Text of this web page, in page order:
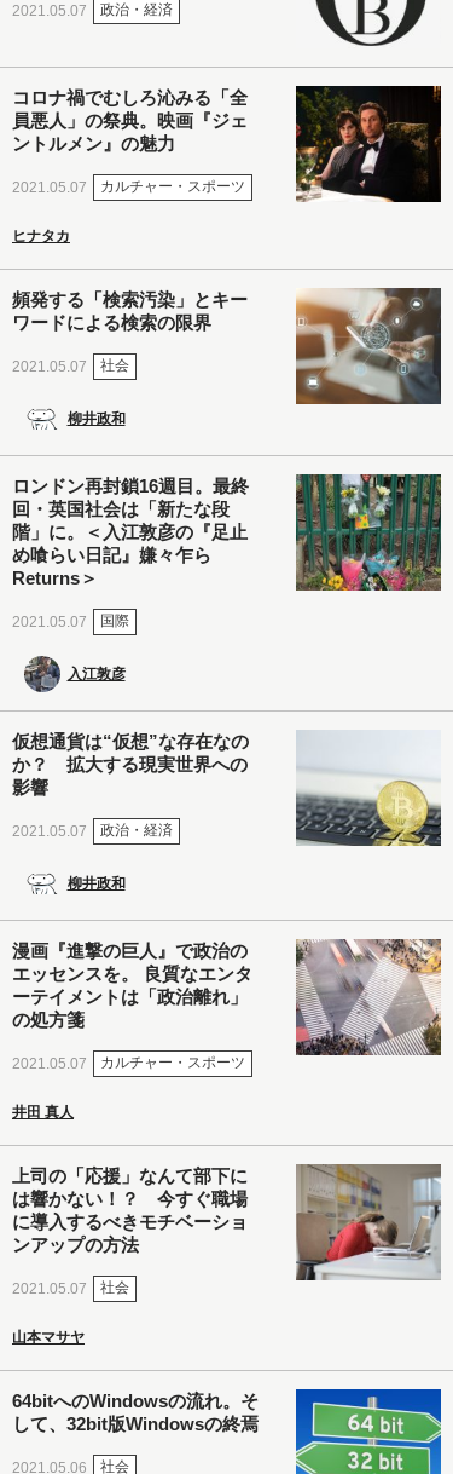
2021.05.07 政治・経済
コロナ禍でむしろ沁みる「全
員悪人」の祭典。映画『ジェ
ントルメン』の魅力
2021.05.07 カルチャー・スポーツ
ヒナタカ
頻発する「検索汚染」とキー
ワードによる検索の限界
2021.05.07 社会
柳井政和
ロンドン再封鎖16週目。最終
回・英国社会は「新たな段
階」に。＜入江敦彦の『足止
め喰らい日記』嫌々乍ら
Returns＞
2021.05.07 国際
入江敦彦
仮想通貨は“仮想”な存在なの
か？ 拡大する現実世界への
影響
2021.05.07 政治・経済
柳井政和
漫画『進撃の巨人』で政治の
エッセンスを。 良質なエンタ
ーテイメントは「政治離れ」
の処方箋
2021.05.07 カルチャー・スポーツ
井田 真人
上司の「応援」なんて部下に
は響かない！？ 今すぐ職場
に導入するべきモチベーショ
ンアップの方法
2021.05.07 社会
山本マサヤ
64bitへのWindowsの流れ。そ
して、32bit版Windowsの終焉
2021.05.06 社会